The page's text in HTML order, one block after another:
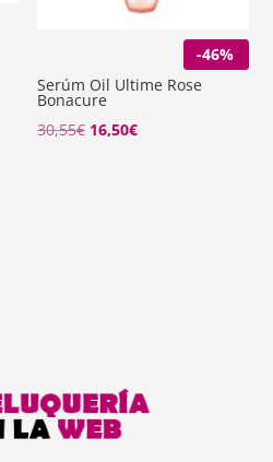
-46%
Serúm Oil Ultime Rose
Bonacure
30,55€ El
16,50€El